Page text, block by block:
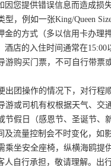
因您提供错误信息而造成损
型，例如一张King/Queen
金的方式（多以信用卡办理
酒店的入住时间通常在15:00
游购买门票，不可自行带票
出团操作的情况下，对行
游或司机有权根据天气、
节假日（感恩节、圣诞节
及流量控制会不时变化，如
乘坐安全座椅，纵横海鸥提
人自行承担，敬请理解。出